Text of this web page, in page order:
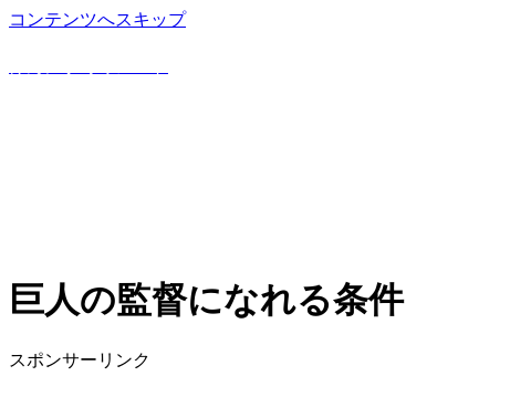
コンテンツへスキップ
巨人の監督になれる条件
スポンサーリンク